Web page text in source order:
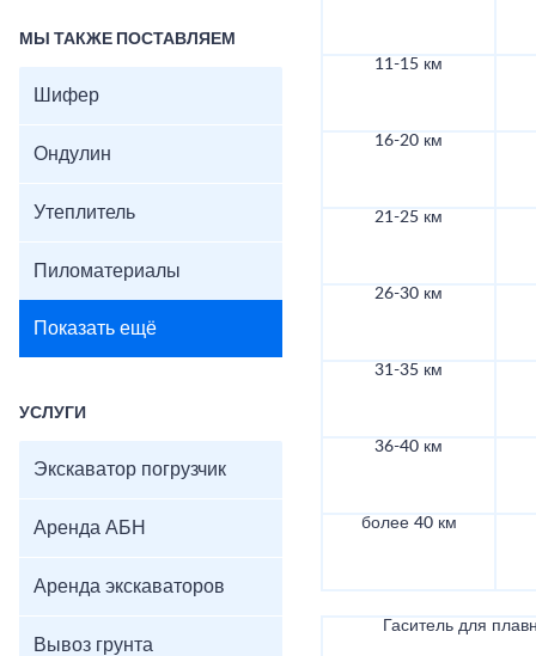
МЫ ТАКЖЕ ПОСТАВЛЯЕМ
Шифер
Ондулин
Утеплитель
Пиломатериалы
Показать ещё
УСЛУГИ
Экскаватор погрузчик
Аренда АБН
Аренда экскаваторов
Вывоз грунта
11-15 км
16-20 км
21-25 км
26-30 км
31-35 км
36-40 км
более 40 км
Гаситель для